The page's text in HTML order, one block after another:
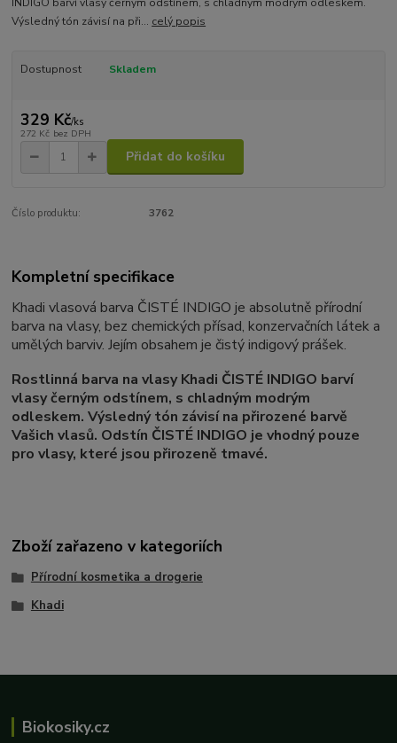
INDIGO barví vlasy černým odstínem, s chladným modrým odleskem.
Výsledný tón závisí na při... celý popis
Dostupnost Skladem
329 Kč/ks
272 Kč bez DPH
Přidat do košíku
Číslo produktu: 3762
Kompletní specifikace
Khadi vlasová barva ČISTÉ INDIGO je absolutně přírodní
barva na vlasy, bez chemických přísad, konzervačních látek a
umělých barviv. Jejím obsahem je čistý indigový prášek.
Rostlinná barva na vlasy Khadi ČISTÉ INDIGO barví
vlasy černým odstínem, s chladným modrým
odleskem. Výsledný tón závisí na přirozené barvě
Vašich vlasů. Odstín ČISTÉ INDIGO je vhodný pouze
pro vlasy, které jsou přirozeně tmavé.
Zboží zařazeno v kategoriích
Přírodní kosmetika a drogerie
Khadi
Biokosiky.cz